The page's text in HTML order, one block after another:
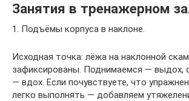
Занятия в тренажерном
1. Подъёмы корпуса в наклоне.
Исходная точка: лёжа на наклонной
зафиксированы. Поднимаемся — выдох,
— вдох. Если почувствуете, что
легко выполнять — добавляем